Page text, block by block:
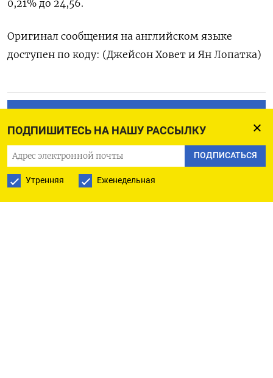
ПОДПИШИТЕСЬ НА НАШУ РАССЫЛКУ
ПОДПИСАТЬСЯ
Утренняя Еженедельная
0,21% до 24,56.
Оригинал сообщения на английском языке
доступен по коду: (Джейсон Ховет и Ян Лопатка)
ПОДПИСАТЬСЯ НА ТЕЛЕГРАМ
ПОДПИСАТЬСЯ В GOOGLE